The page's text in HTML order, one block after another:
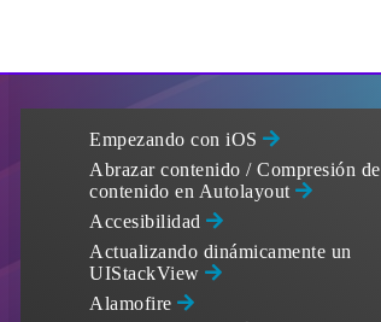
Empezando con iOS
Abrazar contenido / Compresión de
contenido en Autolayout
Accesibilidad
Actualizando dinámicamente un
UIStackView
Alamofire